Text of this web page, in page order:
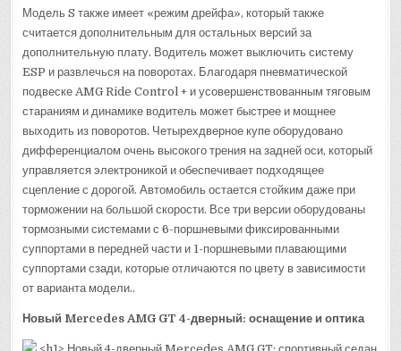
Модель S также имеет «режим дрейфа», который также
считается дополнительным для остальных версий за
дополнительную плату. Водитель может выключить систему
ESP и развлечься на поворотах. Благодаря пневматической
подвеске AMG Ride Control + и усовершенствованным тяговым
стараниям и динамике водитель может быстрее и мощнее
выходить из поворотов. Четырехдверное купе оборудовано
дифференциалом очень высокого трения на задней оси, который
управляется электроникой и обеспечивает подходящее
сцепление с дорогой. Автомобиль остается стойким даже при
торможении на большой скорости. Все три версии оборудованы
тормозными системами с 6-поршневыми фиксированными
суппортами в передней части и 1-поршневыми плавающими
суппортами сзади, которые отличаются по цвету в зависимости
от варианта модели..
Новый Mercedes AMG GT 4-дверный: оснащение и оптика